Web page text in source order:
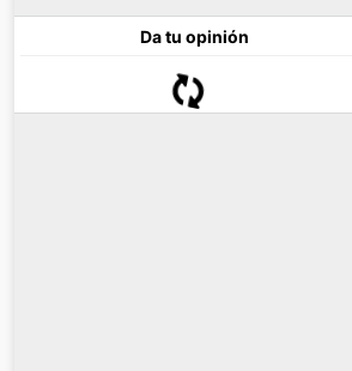
Da tu opinión